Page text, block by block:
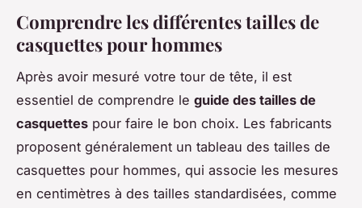
Comprendre les différentes tailles de
casquettes pour hommes
Après avoir mesuré votre tour de tête, il est
essentiel de comprendre le guide des tailles de
casquettes pour faire le bon choix. Les fabricants
proposent généralement un tableau des tailles de
casquettes pour hommes, qui associe les mesures
en centimètres à des tailles standardisées, comme